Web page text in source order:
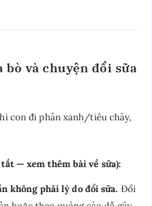
bò và chuyện đổi sữa
con đi phân xanh/tiêu chảy,
— xem thêm bài về sữa):
không phải lý do đổi sữa. Đổi